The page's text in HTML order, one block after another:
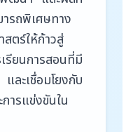
รถพิเศษทาง
ตร์ให้ก้าวสู่
รียนการสอนที่มี
ละเชื่อมโยงกับ
ารแข่งขันใน